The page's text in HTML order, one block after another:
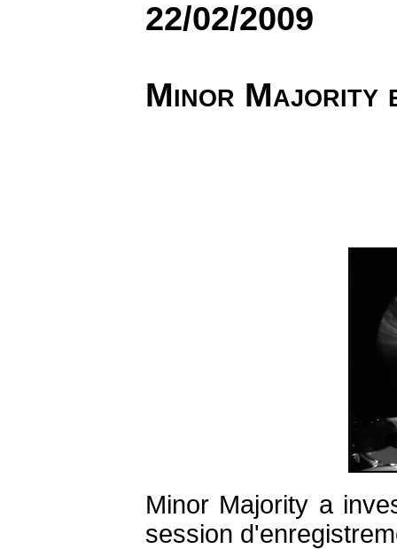
22/02/2009
Minor Majority
Minor Majority a
session